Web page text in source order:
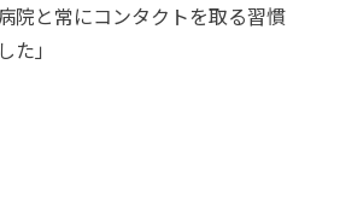
院と常にコンタクトを取る習慣
た」